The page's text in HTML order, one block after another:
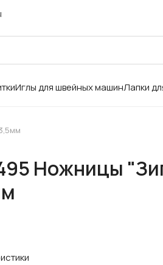
Иглы для швейных машинЛапки
Ножницы